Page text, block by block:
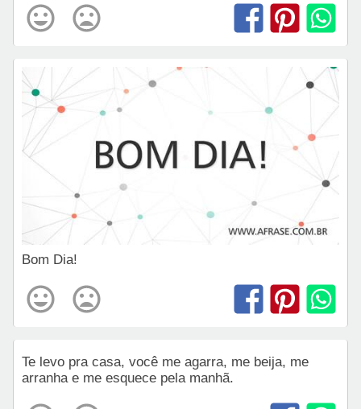
Bom Dia!
Te levo pra casa, você me agarra, me beija, me
arranha e me esquece pela manhã.